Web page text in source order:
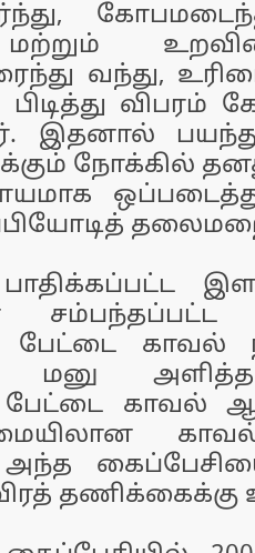
மற்றும்
வந்து,
விபரம்
இதனால்
நோக்கில்
காவல்
மனு
காவல்
அந்த
தணிக்கைக்கு